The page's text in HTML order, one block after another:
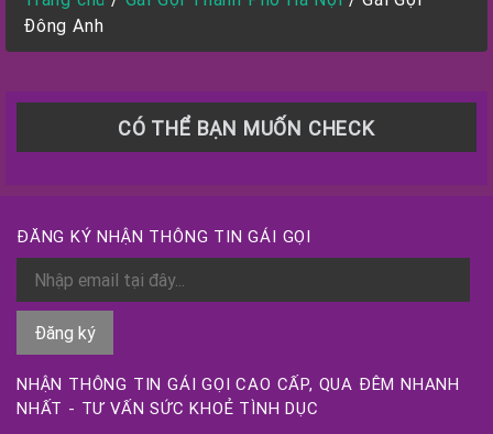
Đông Anh
CÓ THỂ BẠN MUỐN CHECK
ĐĂNG KÝ NHẬN THÔNG TIN GÁI GỌI
NHẬN THÔNG TIN GÁI GỌI CAO CẤP, QUA ĐÊM NHANH
NHẤT - TƯ VẤN SỨC KHOẺ TÌNH DỤC